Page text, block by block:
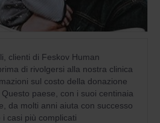
clienti di Feskov Human
di rivolgersi alla nostra clinica
sul costo della donazione
paese, con i suoi centinaia
da molti anni aiuta con successo
casi più complicati